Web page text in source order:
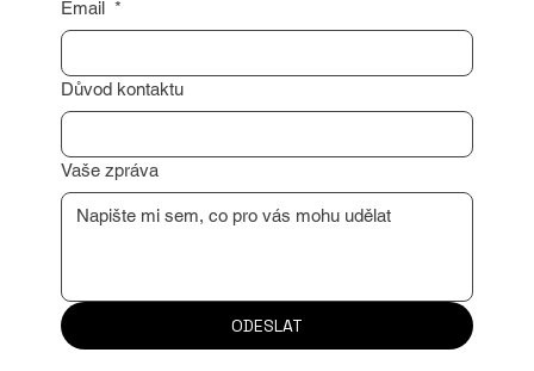
Email *
Důvod kontaktu
Vaše zpráva
ODESLAT